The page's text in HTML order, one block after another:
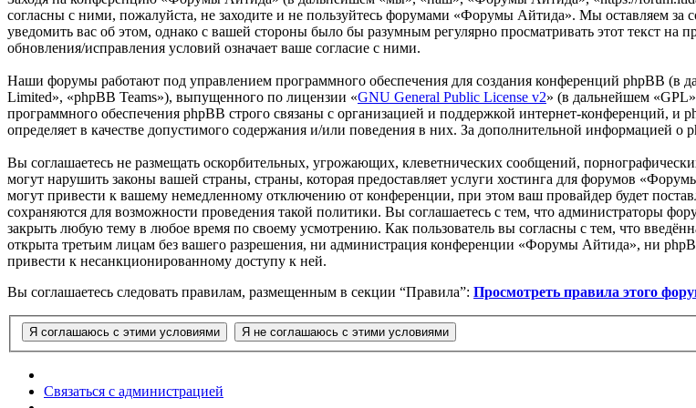
согласны с ними, пожалуйста, не заходите и не пользуйтесь форумами «Форумы Айтида». Мы оставляем за
уведомить вас об этом, однако с вашей стороны было бы разумным регулярно просматривать этот текст
обновления/исправления условий означает ваше согласие с ними.
Наши форумы работают под управлением программного обеспечения для создания конференций phpBB (в
Limited», «phpBB Teams»), выпущенного по лицензии «GNU General Public License v2» (в дальнейшем
программного обеспечения phpBB строго связаны с организацией и поддержкой интернет-конференций, и
определяет в качестве допустимого содержания и/или поведения в них. За дополнительной информацией о
Вы соглашаетесь не размещать оскорбительных, угрожающих, клеветнических сообщений,
могут нарушить законы вашей страны, страны, которая предоставляет услуги хостинга для форумов
могут привести к вашему немедленному отключению от конференции, при этом ваш провайдер будет
сохраняются для возможности проведения такой политики. Вы соглашаетесь с тем, что администраторы
закрыть любую тему в любое время по своему усмотрению. Как пользователь вы согласны с тем, что
открыта третьим лицам без вашего разрешения, ни администрация конференции «Форумы Айтида», ни
привести к несанкционированному доступу к ней.
Вы соглашаетесь следовать правилам, размещенным в секции “Правила”: Просмотреть правила этого
Связаться с администрацией